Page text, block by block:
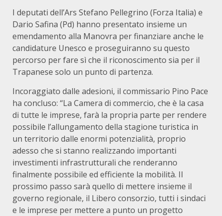
I deputati dell’Ars Stefano Pellegrino (Forza Italia) e
Dario Safina (Pd) hanno presentato insieme un
emendamento alla Manovra per finanziare anche le
candidature Unesco e proseguiranno su questo
percorso per fare sì che il riconoscimento sia per il
Trapanese solo un punto di partenza.
Incoraggiato dalle adesioni, il commissario Pino Pace
ha concluso: “La Camera di commercio, che è la casa
di tutte le imprese, farà la propria parte per rendere
possibile l’allungamento della stagione turistica in
un territorio dalle enormi potenzialità, proprio
adesso che si stanno realizzando importanti
investimenti infrastrutturali che renderanno
finalmente possibile ed efficiente la mobilità. Il
prossimo passo sarà quello di mettere insieme il
governo regionale, il Libero consorzio, tutti i sindaci
e le imprese per mettere a punto un progetto